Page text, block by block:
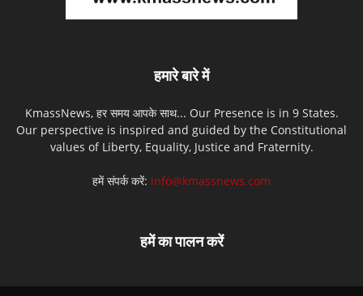
हमारे बारे में
KmassNews, हर समय आपके साथ... Our Presence is in 9 States.
Our perspective is inspired and guided by the Constitutional
values of Liberty, Equality, Justice and Fraternity.
हमें संपर्क करें: info@kmassnews.com
हमें का पालन करें